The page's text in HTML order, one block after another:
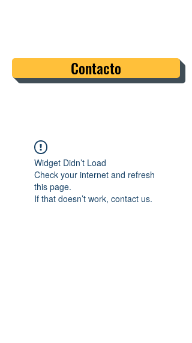
Contacto
Widget Didn’t Load
Check your internet and refresh
this page.
If that doesn’t work, contact us.